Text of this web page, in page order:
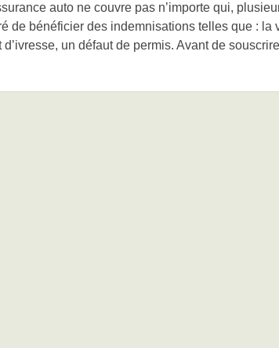
auto ne couvre pas n’importe qui,
de bénéficier des indemnisations telles que : la
un défaut de permis. Avant de